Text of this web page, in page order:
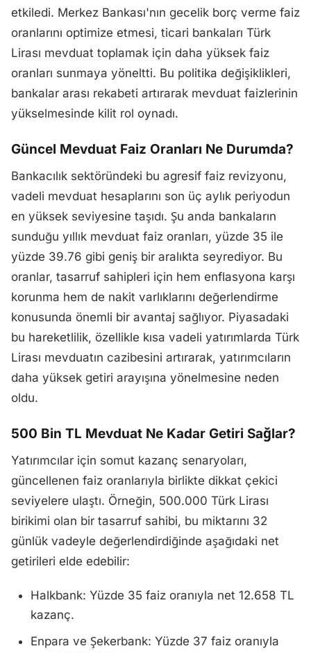
etkiledi. Merkez Bankası'nın gecelik borç verme faiz
oranlarını optimize etmesi, ticari bankaları Türk
Lirası mevduat toplamak için daha yüksek faiz
oranları sunmaya yöneltti. Bu politika değişiklikleri,
bankalar arası rekabeti artırarak mevduat faizlerinin
yükselmesinde kilit rol oynadı.
Güncel Mevduat Faiz Oranları Ne Durumda?
Bankacılık sektöründeki bu agresif faiz revizyonu,
vadeli mevduat hesaplarını son üç aylık periyodun
en yüksek seviyesine taşıdı. Şu anda bankaların
sunduğu yıllık mevduat faiz oranları, yüzde 35 ile
yüzde 39.76 gibi geniş bir aralıkta seyrediyor. Bu
oranlar, tasarruf sahipleri için hem enflasyona karşı
korunma hem de nakit varlıklarını değerlendirme
konusunda önemli bir avantaj sağlıyor. Piyasadaki
bu hareketlilik, özellikle kısa vadeli yatırımlarda Türk
Lirası mevduatın cazibesini artırarak, yatırımcıların
daha yüksek getiri arayışına yönelmesine neden
oldu.
500 Bin TL Mevduat Ne Kadar Getiri Sağlar?
Yatırımcılar için somut kazanç senaryoları,
güncellenen faiz oranlarıyla birlikte dikkat çekici
seviyelere ulaştı. Örneğin, 500.000 Türk Lirası
birikimi olan bir tasarruf sahibi, bu miktarını 32
günlük vadeyle değerlendirdiğinde aşağıdaki net
getirileri elde edebilir:
Halkbank: Yüzde 35 faiz oranıyla net 12.658 TL
kazanç.
Enpara ve Şekerbank: Yüzde 37 faiz oranıyla